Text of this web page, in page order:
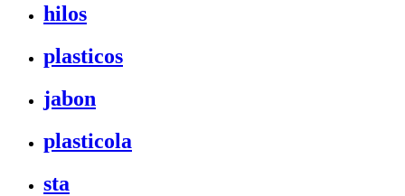
hilos
plasticos
jabon
plasticola
sta